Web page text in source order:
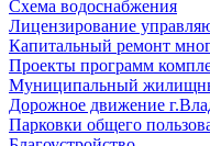
Схема водоснабжения
Лицензирование
Капитальный ремонт
Проекты программ
Муниципальный
Дорожное движение
Парковки общего